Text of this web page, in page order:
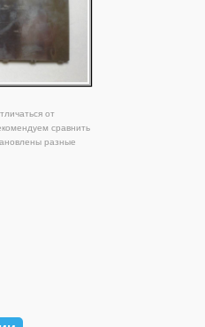
от
сравнить
разные